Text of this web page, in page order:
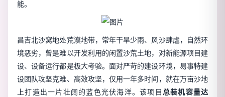
能。
昌吉北沙窝地处荒漠地带，常年干旱少雨、风沙肆虐，自然环
境恶劣，曾是难以开发利用的闲置沙荒土地，对新能源项目建
设、设备运行都是极大考验。面对严苛的建设环境，易事特建
设团队攻坚克难、高效攻坚，仅用一年多时间，就在万亩沙地
上打造出一片壮阔的蓝色光伏海洋。该项目 总装机容量达